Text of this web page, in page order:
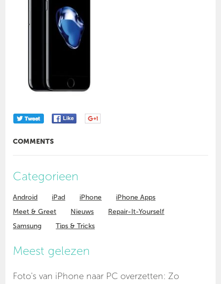
COMMENTS
Categorieen
Android iPad iPhone
iPhone Apps
Meet & Greet
Nieuws
Repair-It-Yourself
Samsung
Tips & Tricks
Meest gelezen
Foto's van iPhone naar PC overzetten: Zo